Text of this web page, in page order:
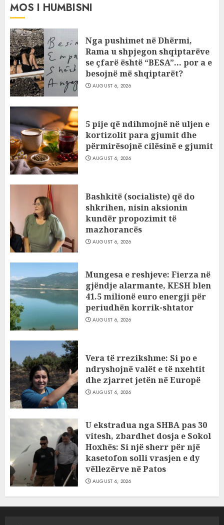
MOS I HUMBISNI
Nga pushimet në Dhërmi,
Rama u shpjegon shqiptarëve
se çfarë është “BESA”… por a e
besojnë më shqiptarët?
AUGUST 6, 2026
5 pije që ndihmojnë në uljen e
kortizolit para gjumit dhe
përmirësojnë cilësinë e gjumit
AUGUST 6, 2026
Bashkitë (socialiste) që do
shkrihen, nisin aksionin
kundër propozimit të
mazhorancës
AUGUST 6, 2026
Mungesa e reshjeve: Fierza në
gjëndje alarmante, KESH blen
41.5 milionë euro energji për
periudhën korrik-shtator
AUGUST 6, 2026
Vera të rrezikshme: Si po e
ndryshojnë valët e të nxehtit
dhe zjarret jetën në Europë
AUGUST 6, 2026
U ekstradua nga SHBA pas 30
vitesh, zbardhet dosja e Sokol
Hoxhës: Si një sherr për një
kasetofon solli vrasjen e dy
vëllezërve në Patos
AUGUST 6, 2026